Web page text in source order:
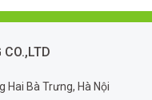
Hai Bà Trưng, Hà Nội